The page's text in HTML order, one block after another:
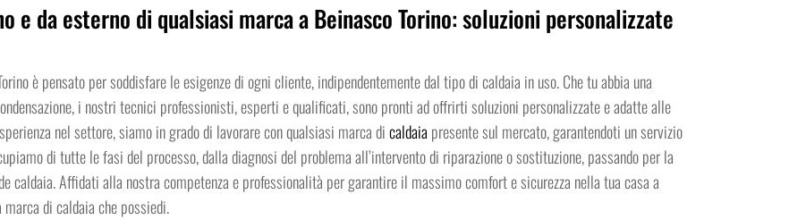
e da esterno di qualsiasi marca a Beinasco Torino: soluzioni personalizzate
è pensato per soddisfare le esigenze di ogni cliente, indipendentemente dal tipo di caldaia in uso. Che tu abbia una
i nostri tecnici professionisti, esperti e qualificati, sono pronti ad offrirti soluzioni personalizzate e adatte alle
nel settore, siamo in grado di lavorare con qualsiasi marca dicaldaia presente sul mercato, garantendoti un servizio
di tutte le fasi del processo, dalla diagnosi del problema all’intervento di riparazione o sostituzione, passando per la
caldaia. Affidati alla nostra competenza e professionalità per garantire il massimo comfort e sicurezza nella tua casa a
di caldaia che possiedi.